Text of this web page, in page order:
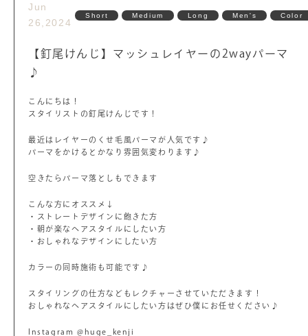
Jun
26,2024
Short Medium Long Men's Color
【釘尾けんじ】マッシュレイヤーの2wayパーマ
♪
こんにちは！
スタイリストの釘尾けんじです！
最近はレイヤーのくせ毛風パーマが人気です♪
パーマをかけるとかなり雰囲気変わります♪
空きたらパーマ落としもできます
こんな方にオススメ↓
・ストレートデザインに飽きた方
・朝が楽なヘアスタイルにしたい方
・おしゃれなデザインにしたい方
カラーの同時施術も可能です♪
スタイリングの仕方などもレクチャーさせていただきます！
おしゃれなヘアスタイルにしたい方はぜひ僕にお任せください♪
Instagram @huge_kenji